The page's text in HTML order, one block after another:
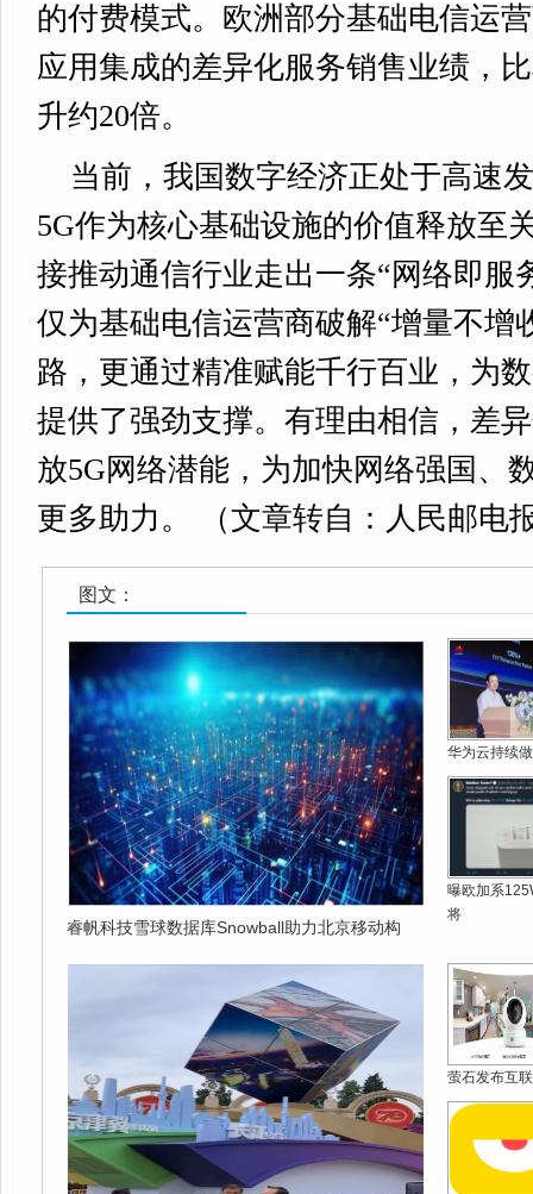
的付费模式。欧洲部分基础电信运
应用集成的差异化服务销售业绩，
升约20倍。
当前，我国数字经济正处于高速
5G作为核心基础设施的价值释放至
接推动通信行业走出一条“网络即服
仅为基础电信运营商破解“增量不增
路，更通过精准赋能千行百业，为
提供了强劲支撑。有理由相信，差
放5G网络潜能，为加快网络强国、
更多助力。 （文章转自：人民邮电
图文：
睿帆科技雪球数据库Snowball助力北京移动构
华为云持续
曝欧加系
将
萤石发布互